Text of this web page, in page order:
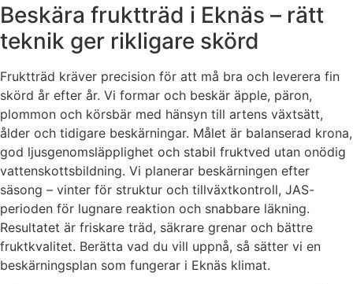
Beskära fruktträd i Eknäs – rätt
teknik ger rikligare skörd
Fruktträd kräver precision för att må bra och leverera fin
skörd år efter år. Vi formar och beskär äpple, päron,
plommon och körsbär med hänsyn till artens växtsätt,
ålder och tidigare beskärningar. Målet är balanserad krona,
god ljusgenomsläpplighet och stabil fruktved utan onödig
vattenskottsbildning. Vi planerar beskärningen efter
säsong – vinter för struktur och tillväxtkontroll, JAS-
perioden för lugnare reaktion och snabbare läkning.
Resultatet är friskare träd, säkrare grenar och bättre
fruktkvalitet. Berätta vad du vill uppnå, så sätter vi en
beskärningsplan som fungerar i Eknäs klimat.